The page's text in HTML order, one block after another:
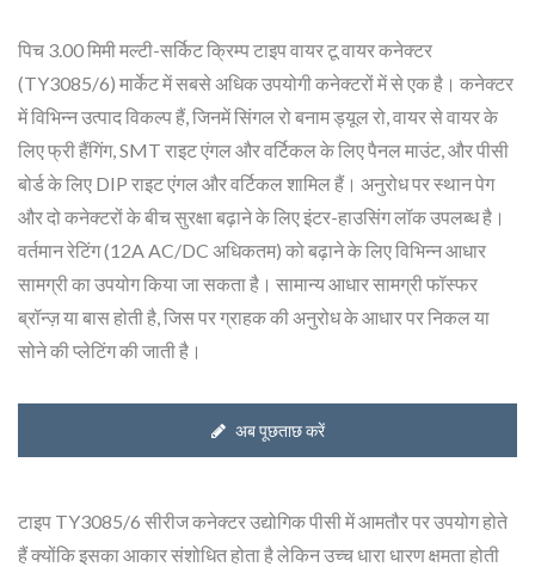
पिच 3.00 मिमी मल्टी-सर्किट क्रिम्प टाइप वायर टू वायर कनेक्टर
(TY3085/6) मार्केट में सबसे अधिक उपयोगी कनेक्टरों में से एक है। कनेक्टर
में विभिन्न उत्पाद विकल्प हैं, जिनमें सिंगल रो बनाम ड्यूल रो, वायर से वायर के
लिए फ्री हैंगिंग, SMT राइट एंगल और वर्टिकल के लिए पैनल माउंट, और पीसी
बोर्ड के लिए DIP राइट एंगल और वर्टिकल शामिल हैं। अनुरोध पर स्थान पेग
और दो कनेक्टरों के बीच सुरक्षा बढ़ाने के लिए इंटर-हाउसिंग लॉक उपलब्ध है।
वर्तमान रेटिंग (12A AC/DC अधिकतम) को बढ़ाने के लिए विभिन्न आधार
सामग्री का उपयोग किया जा सकता है। सामान्य आधार सामग्री फॉस्फर
ब्रॉन्ज़ या बास होती है, जिस पर ग्राहक की अनुरोध के आधार पर निकल या
सोने की प्लेटिंग की जाती है।
अब पूछताछ करें
टाइप TY3085/6 सीरीज कनेक्टर उद्योगिक पीसी में आमतौर पर उपयोग होते
हैं क्योंकि इसका आकार संशोधित होता है लेकिन उच्च धारा धारण क्षमता होती